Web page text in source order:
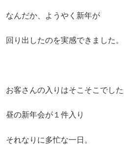
なんだか、ようやく新年が
回り出したのを実感できました。
お客さんの入りはそこそこでし
昼の新年会が１件入り
それなりに多忙な一日。